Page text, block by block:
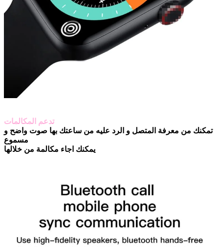
تدعم المكالمات
تمكنك من معرفة المتصل و الرد عليه من ساعتك بها صوت واضح و
يمكنك اجاء مكالمة من خلالها